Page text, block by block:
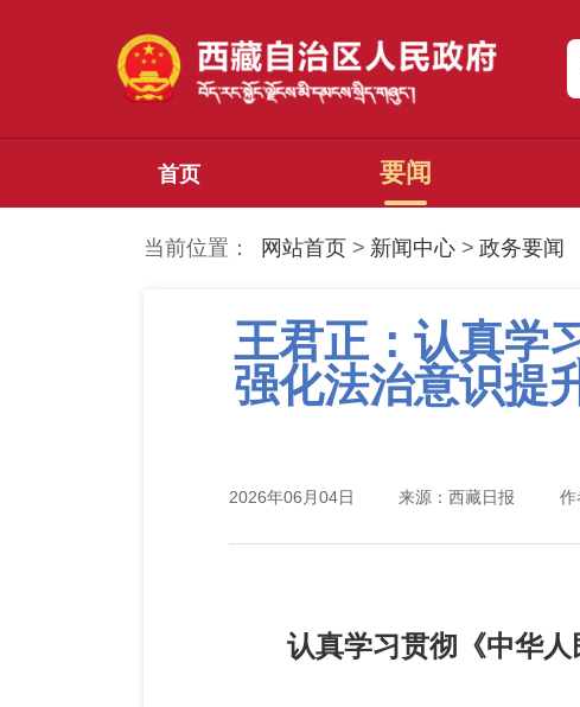
首页 要闻
当前位置： 网站首页 > 新闻中心 > 政务要闻
王君正：认真学
强化法治意识提
2026年06月04日 来源：西藏日报 作
认真学习贯彻《中华